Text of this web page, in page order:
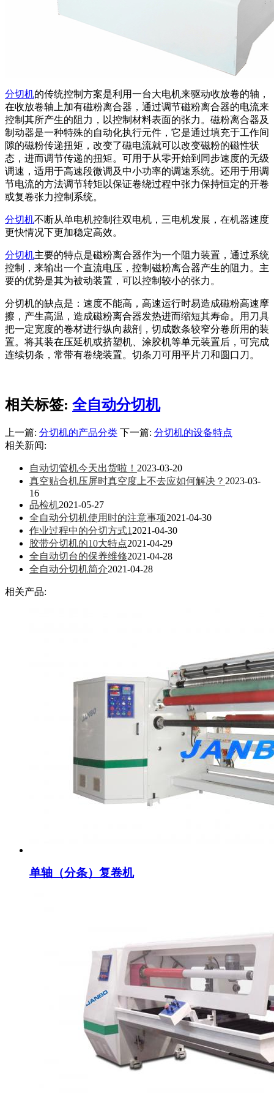
分切机的传统控制方案是利用一台大电机来驱动收放卷的轴，
在收放卷轴上加有磁粉离合器，通过调节磁粉离合器的电流来
控制其所产生的阻力，以控制材料表面的张力。磁粉离合器及
制动器是一种特殊的自动化执行元件，它是通过填充于工作间
隙的磁粉传递扭矩，改变了磁电流就可以改变磁粉的磁性状
态，进而调节传递的扭矩。可用于从零开始到同步速度的无级
调速，适用于高速段微调及中小功率的调速系统。还用于用调
节电流的方法调节转矩以保证卷绕过程中张力保持恒定的开卷
或复卷张力控制系统。
分切机不断从单电机控制往双电机，三电机发展，在机器速度
更快情况下更加稳定高效。
分切机主要的特点是磁粉离合器作为一个阻力装置，通过系统
控制，来输出一个直流电压，控制磁粉离合器产生的阻力。主
要的优势是其为被动装置，可以控制较小的张力。
分切机的缺点是：速度不能高，高速运行时易造成磁粉高速摩
擦，产生高温，造成磁粉离合器发热进而缩短其寿命。用刀具
把一定宽度的卷材进行纵向裁剖，切成数条较窄分卷所用的装
置。将其装在压延机或挤塑机、涂胶机等单元装置后，可完成
连续切条，常带有卷绕装置。切条刀可用平片刀和圆口刀。
相关标签: 全自动分切机
上一篇: 分切机的产品分类 下一篇: 分切机的设备特点
相关新闻:
自动切管机今天出货啦！ 2023-03-20
真空贴合机压屏时真空度上不去应如何解决？ 2023-03-
16
品检机2021-05-27
全自动分切机使用时的注意事项2021-04-30
作业过程中的分切方式1 2021-04-30
胶带分切机的10大特点2021-04-29
全自动切台的保养维修2021-04-28
全自动分切机简介2021-04-28
相关产品:
单轴（分条）复卷机